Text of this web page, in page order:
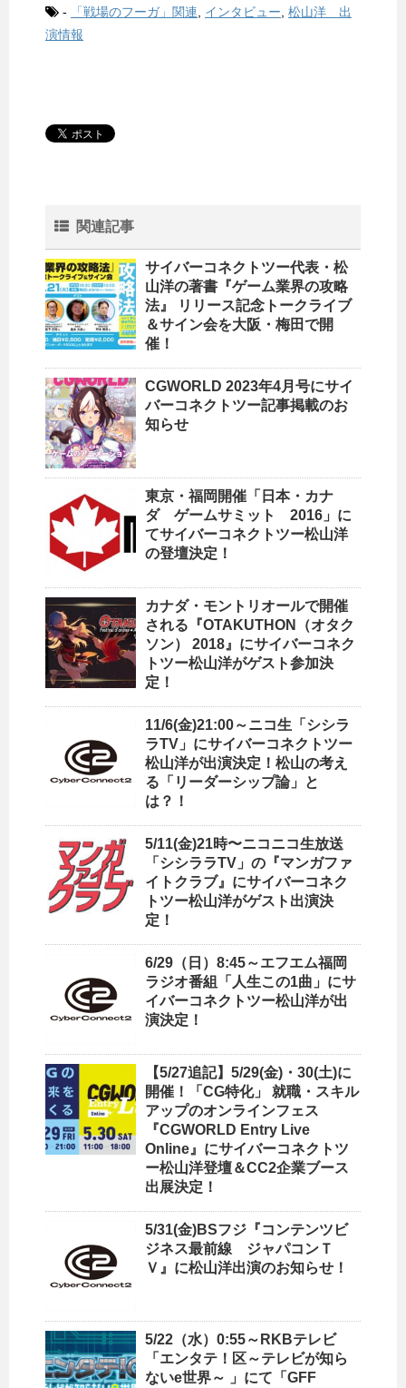
- 「戦場のフーガ」関連, インタビュー, 松山洋 出
演情報
関連記事
サイバーコネクトツー代表・松
山洋の著書『ゲーム業界の攻略
法』 リリース記念トークライブ
＆サイン会を大阪・梅田で開
催！
CGWORLD 2023年4月号にサイ
バーコネクトツー記事掲載のお
知らせ
東京・福岡開催「日本・カナ
ダ ゲームサミット 2016」に
てサイバーコネクトツー松山洋
の登壇決定！
カナダ・モントリオールで開催
される『OTAKUTHON（オタク
ソン） 2018』にサイバーコネク
トツー松山洋がゲスト参加決
定！
11/6(金)21:00～ニコ生「シシラ
ラTV」にサイバーコネクトツー
松山洋が出演決定！松山の考え
る「リーダーシップ論」と
は？！
5/11(金)21時〜ニコニコ生放送
「シシララTV」の『マンガファ
イトクラブ』にサイバーコネク
トツー松山洋がゲスト出演決
定！
6/29（日）8:45～エフエム福岡
ラジオ番組「人生この1曲」にサ
イバーコネクトツー松山洋が出
演決定！
【5/27追記】5/29(金)・30(土)に
開催！「CG特化」 就職・スキル
アップのオンラインフェス
『CGWORLD Entry Live
Online』にサイバーコネクトツ
ー松山洋登壇＆CC2企業ブース
出展決定！
5/31(金)BSフジ『コンテンツビ
ジネス最前線 ジャパコンＴ
Ｖ』に松山洋出演のお知らせ！
5/22（水）0:55～RKBテレビ
「エンタテ！区～テレビが知ら
ないe世界～ 」にて「GFF